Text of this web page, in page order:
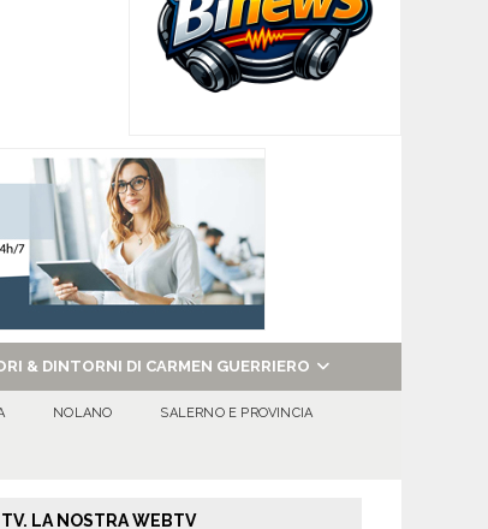
& DINTORNI DI CARMEN GUERRIERO
NOLANO SALERNO E PROVINCIA
LA NOSTRA WEBTV